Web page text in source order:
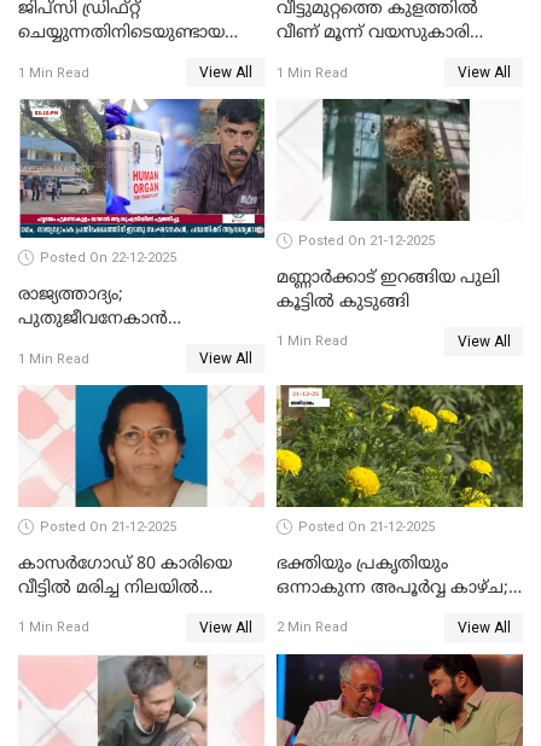
ജിപ്സി ഡ്രിഫ്റ്റ്
ചെയ്യുന്നതിനിടെയുണ്ടായ
ദാരുണാന്ത്യം; ജീപ്സി
ഓടിച്ചയാൾ അറസ്റ്റിൽ.
1 Min Read View All
വീട്ടുമുറ്റത്തെ കുളത്തിൽ
വീണ് മൂന്ന് വയസുകാരി
1 Min Read View All
Posted On 22-12-2025
രാജ്യത്താദ്യം;
പുതുജീവനേകാൻ
എറണാകുളം സർക്കാർ
ജനറൽ
ആശുപത്രിയിലെത്തിച്ചു
1 Min Read View All
Posted On 21-12-2025
മണ്ണാർക്കാട് ഇറങ്ങിയ പുലി
കൂട്ടിൽ കുടുങ്ങി
1 Min Read View All
Posted On 21-12-2025
കാസർഗോഡ് 80 കാരിയെ
വീട്ടിൽ മരിച്ച നിലയിൽ
1 Min Read View All
Posted On 21-12-2025
ഭക്തിയും പ്രകൃതിയും
ഒന്നാകുന്ന അപൂര്‍വ്വ കാഴ്ച;
കാഴ്ചാനുഭവമൊരുക്കി
ശബരീ നന്ദനം
2 Min Read View All